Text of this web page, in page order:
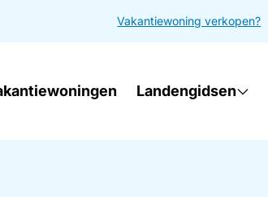
Vakantiewoning verkopen?
Landengidsen